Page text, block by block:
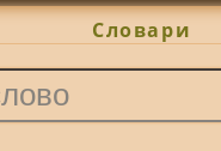
Словари